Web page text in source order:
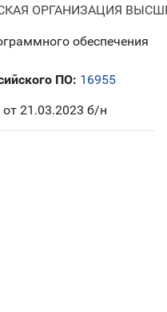
ОРГАНИЗАЦИЯ
обеспечения
ПО: 16955
21.03.2023 б/н